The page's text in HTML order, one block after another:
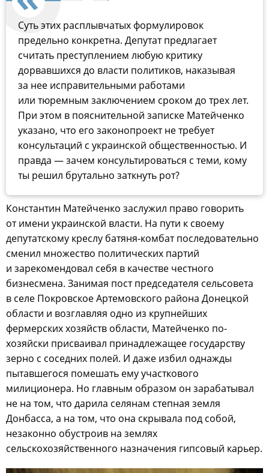
Суть этих расплывчатых формулировок
предельно конкретна. Депутат предлагает
считать преступлением любую критику
дорвавшихся до власти политиков, наказывая
за нее исправительными работами
или тюремным заключением сроком до трех лет.
При этом в пояснительной записке Матейченко
указано, что его законопроект не требует
консультаций с украинской общественностью. И
правда — зачем консультироваться с теми, кому
ты решил брутально заткнуть рот?
Константин Матейченко заслужил право говорить
от имени украинской власти. На пути к своему
депутатскому креслу батяня-комбат последовательно
сменил множество политических партий
и зарекомендовал себя в качестве честного
бизнесмена. Занимая пост председателя сельсовета
в селе Покровское Артемовского района Донецкой
области и возглавляя одно из крупнейших
фермерских хозяйств области, Матейченко по-
хозяйски присваивал принадлежащее государству
зерно с соседних полей. И даже избил однажды
пытавшегося помешать ему участкового
милиционера. Но главным образом он зарабатывал
не на том, что дарила селянам степная земля
Донбасса, а на том, что она скрывала под собой,
незаконно обустроив на землях
сельскохозяйственного назначения гипсовый карьер.